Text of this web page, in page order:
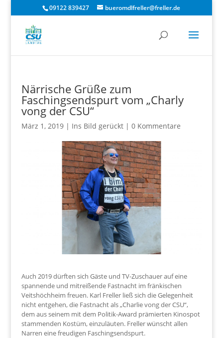
09122 839427 bueromdlfreller@freller.de
Närrische Grüße zum
Faschingsendspurt vom „Charly
vong der CSU“
März 1, 2019| Ins Bild gerückt| 0 Kommentare
Auch 2019 dürften sich Gäste und TV-Zuschauer auf eine
spannende und mitreißende Fastnacht im fränkischen
Veitshöchheim freuen. Karl Freller ließ sich die Gelegenheit
nicht entgehen, die Fastnacht als „Charlie vong der CSU“,
dem aus seinem mit dem Politik-Award prämierten Kinospot
stammenden Kostüm, einzuläuten. Freller wünscht allen
Narren eine freudigen Faschingsendspurt.